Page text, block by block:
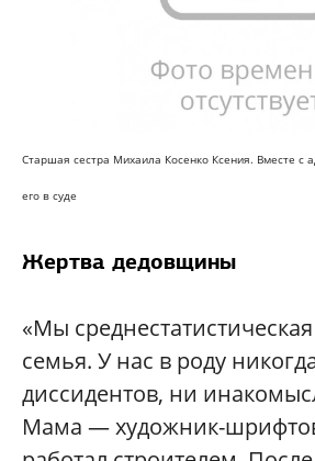
Старшая сестра Михаила Косенко Ксения. Вместе с
его в суде
Жертва дедовщины
«Мы
семья. У нас в роду
диссидентов, ни
Мама — художник-